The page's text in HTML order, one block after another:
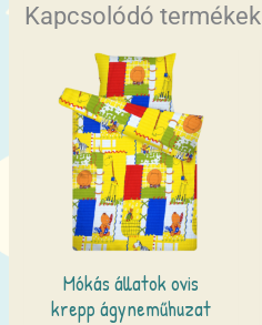
Kapcsolódó termékek
Mókás állatok ovis
krepp ágyneműhuzat